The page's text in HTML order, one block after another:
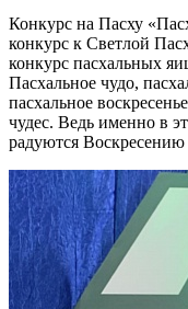
Конкурс на Пасху
конкурс к Светлой
конкурс пасхальных
Пасхальное чудо,
пасхальное
чудес. Ведь именно в
радуются